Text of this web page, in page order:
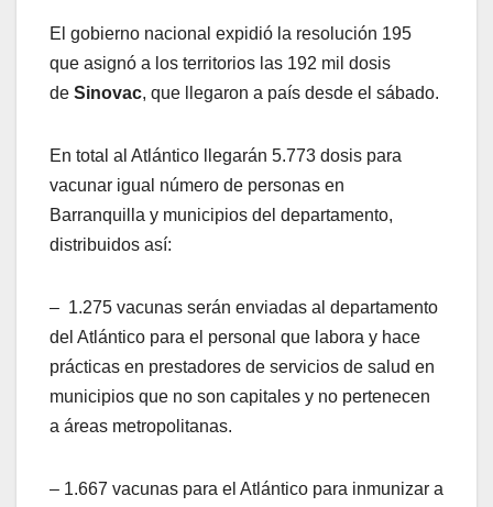
El gobierno nacional expidió la resolución 195
que asignó a los territorios las 192 mil dosis
de Sinovac, que llegaron a país desde el sábado.
En total al Atlántico llegarán 5.773 dosis para
vacunar igual número de personas en
Barranquilla y municipios del departamento,
distribuidos así:
– 1.275 vacunas serán enviadas al departamento
del Atlántico para el personal que labora y hace
prácticas en prestadores de servicios de salud en
municipios que no son capitales y no pertenecen
a áreas metropolitanas.
– 1.667 vacunas para el Atlántico para inmunizar a